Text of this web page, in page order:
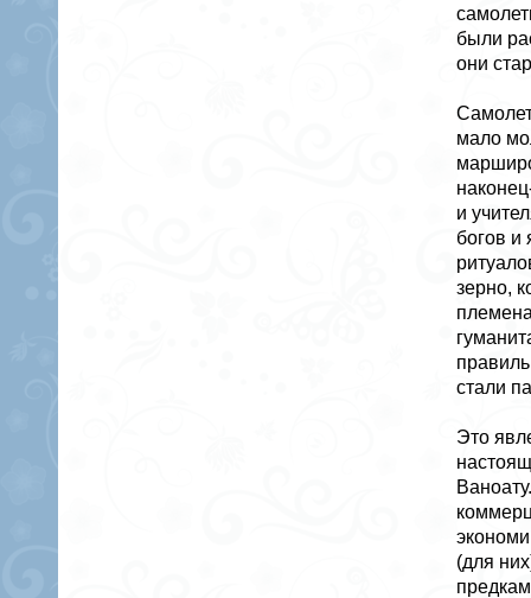
были
они
мало
и
богов и
зерно,
стали
Это
(для